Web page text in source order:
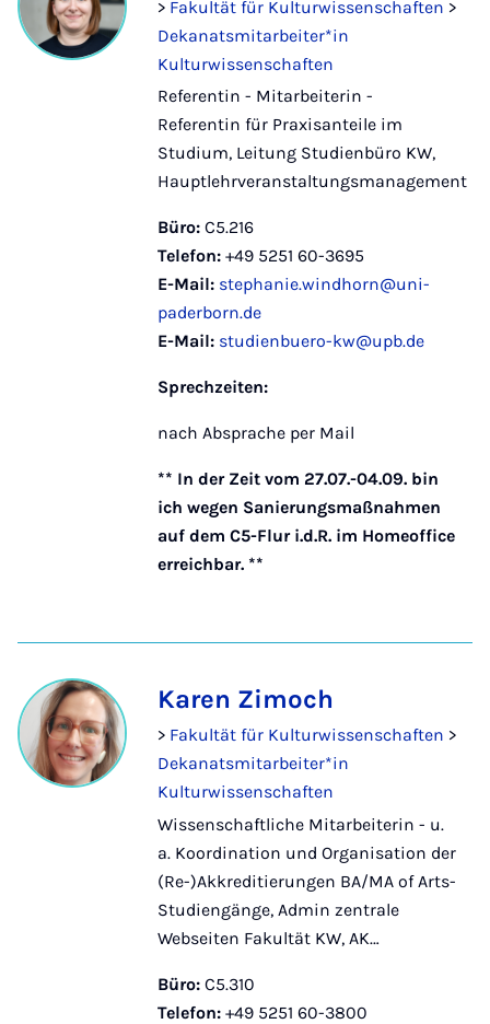
> Fakultät für Kulturwissenschaften >
Dekanatsmitarbeiter*in
Kulturwissenschaften
Referentin - Mitarbeiterin -
Referentin für Praxisanteile im
Studium, Leitung Studienbüro KW,
Hauptlehrveranstaltungsmanagement
Büro: C5.216
Telefon: +49 5251 60-3695
E-Mail: stephanie.windhorn@uni-
paderborn.de
E-Mail: studienbuero-kw@upb.de
Sprechzeiten:
nach Absprache per Mail
** In der Zeit vom 27.07.-04.09. bin
ich wegen Sanierungsmaßnahmen
auf dem C5-Flur i.d.R. im Homeoffice
erreichbar. **
Karen Zimoch
> Fakultät für Kulturwissenschaften >
Dekanatsmitarbeiter*in
Kulturwissenschaften
Wissenschaftliche Mitarbeiterin - u.
a. Koordination und Organisation der
(Re-)Akkreditierungen BA/MA of Arts-
Studiengänge, Admin zentrale
Webseiten Fakultät KW, AK…
Büro: C5.310
Telefon: +49 5251 60-3800